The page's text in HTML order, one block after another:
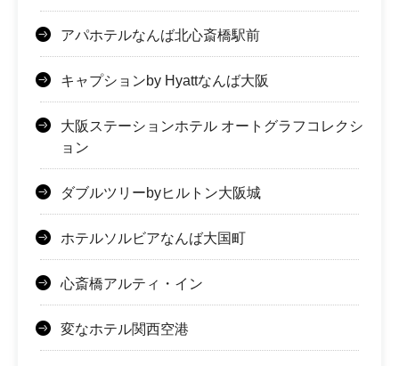
アパホテルなんば北心斎橋駅前
キャプションby Hyattなんば大阪
大阪ステーションホテル オートグラフコレクシ
ョン
ダブルツリーbyヒルトン大阪城
ホテルソルビアなんば大国町
心斎橋アルティ・イン
変なホテル関西空港